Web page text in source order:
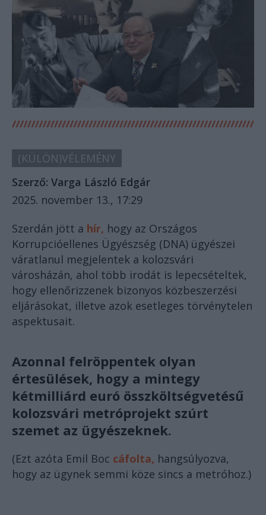
(KÜLÖN)VÉLEMÉNY
Szerző: Varga László Edgár
2025. november 13., 17:29
Szerdán jött a hír, hogy az Országos
Korrupcióellenes Ügyészség (DNA) ügyészei
váratlanul megjelentek a kolozsvári
városházán, ahol több irodát is lepecsételtek,
hogy ellenőrizzenek bizonyos közbeszerzési
eljárásokat, illetve azok esetleges törvénytelen
aspektusait.
Azonnal felröppentek olyan
értesülések, hogy a mintegy
kétmilliárd euró összköltségvetésű
kolozsvári metróprojekt szúrt
szemet az ügyészeknek.
(Ezt azóta Emil Boc cáfolta, hangsúlyozva,
hogy az ügynek semmi köze sincs a metróhoz.)